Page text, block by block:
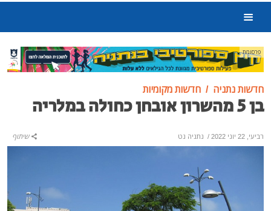
פרסומת
חדשות נתניה חדשות מקומיות
בן 5 מהשרון אובחן כחולה במלריה
רביעי, 22 יוני 2022 / נתניה נט שיתוף